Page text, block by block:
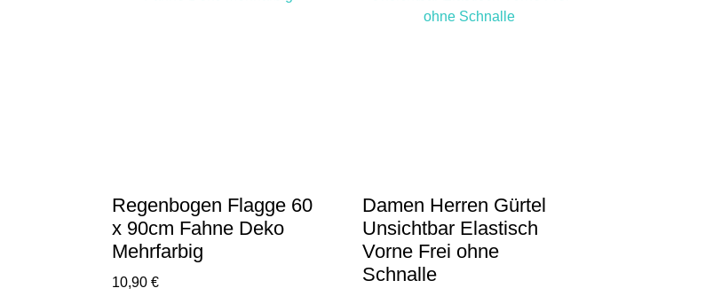
Regenbogen Flagge 60
x 90cm Fahne Deko
Mehrfarbig
10,90 €
Damen Herren Gürtel
Unsichtbar Elastisch
Vorne Frei ohne
Schnalle